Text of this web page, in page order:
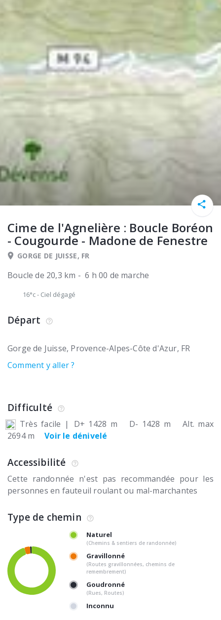
Cime de l'Agnelière : Boucle Boréon
- Cougourde - Madone de Fenestre
GORGE DE JUISSE, FR
Boucle de 20,3 km - 6 h 00 de marche
16°c- Ciel dégagé
Départ
Gorge de Juisse Provence-Alpes-Côte d'Azur FR
Comment y aller ?
Difficulté
Très facile | D+ 1428 m D- 1428 m
Alt. max
2694 m
Voir le dénivelé
Accessibilité
Cette randonnée n'est pas recommandée pour les
personnes en fauteuil roulant ou mal-marchantes
Type de chemin
Naturel
(Chemins & sentiers de randonnée)
Gravillonné
(Routes gravillonnées, chemins de
remembrement)
Goudronné
(Rues, Routes)
Inconnu